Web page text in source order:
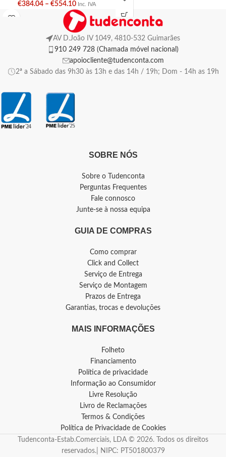
€384.04 – €554.10 Inc. IVA
AV D.João IV 1049, 4810-532 Guimarães
910 249 728 (Chamada móvel nacional)
apoiocliente@tudenconta.com
2ª a Sábado das 9h30 às 13h e das 14h / 19h; Dom - 14h as 19h
SOBRE NÓS
Sobre o Tudenconta
Perguntas Frequentes
Fale connosco
Junte-se à nossa equipa
GUIA DE COMPRAS
Como comprar
Click and Collect
Serviço de Entrega
Serviço de Montagem
Prazos de Entrega
Garantias, trocas e devoluções
MAIS INFORMAÇÕES
Folheto
Financiamento
Política de privacidade
Informação ao Consumidor
Livre Resolução
Livro de Reclamações
Termos & Condições
Política de Privacidade de Cookies
Tudenconta-Estab.Comerciais, LDA © 2026. Todos os direitos
reservados.| NIPC: PT501800379